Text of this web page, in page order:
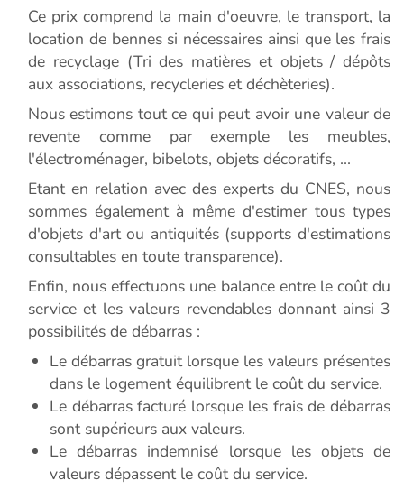
Ce prix comprend la main d'oeuvre, le transport, la
location de bennes si nécessaires ainsi que les frais
de recyclage (Tri des matières et objets / dépôts
aux associations, recycleries et déchèteries).
Nous estimons tout ce qui peut avoir une valeur de
revente comme par exemple les meubles,
l'électroménager, bibelots, objets décoratifs, ...
Etant en relation avec des experts du CNES, nous
sommes également à même d'estimer tous types
d'objets d'art ou antiquités (supports d'estimations
consultables en toute transparence).
Enfin, nous effectuons une balance entre le coût du
service et les valeurs revendables donnant ainsi 3
possibilités de débarras :
Le débarras gratuit lorsque les valeurs présentes
dans le logement équilibrent le coût du service.
Le débarras facturé lorsque les frais de débarras
sont supérieurs aux valeurs.
Le débarras indemnisé lorsque les objets de
valeurs dépassent le coût du service.